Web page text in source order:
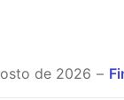
de 2026